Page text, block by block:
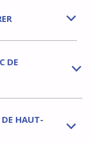
b
b
DE
b
HAUT-